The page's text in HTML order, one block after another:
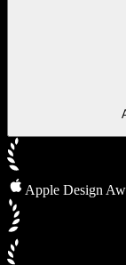
Apple Design